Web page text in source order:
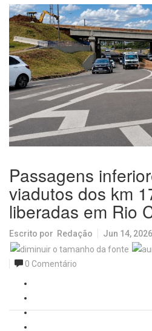
Passagens
viadutos dos km
liberadas em Rio
Escrito por Redação Jun 14, 2026
0 Comentário